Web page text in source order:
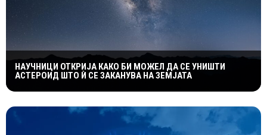
НАУЧНИЦИ ОТКРИЈА КАКО БИ МОЖЕЛ ДА СЕ УНИШТИ
АСТЕРОИД ШТО Ѝ СЕ ЗАКАНУВА НА ЗЕМЈАТА